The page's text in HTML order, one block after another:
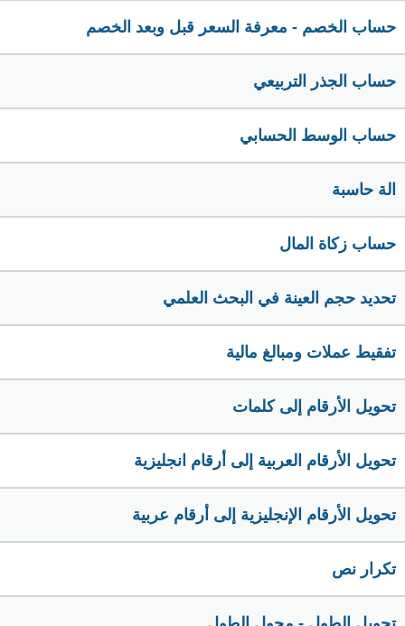
حساب الخصم - معرفة السعر قبل وبعد الخصم
حساب الجذر التربيعي
حساب الوسط الحسابي
الة حاسبة
حساب زكاة المال
تحديد حجم العينة في البحث العلمي
تفقيط عملات ومبالغ مالية
تحويل الأرقام إلى كلمات
تحويل الأرقام العربية إلى أرقام انجليزية
تحويل الأرقام الإنجليزية إلى أرقام عربية
تكرار نص